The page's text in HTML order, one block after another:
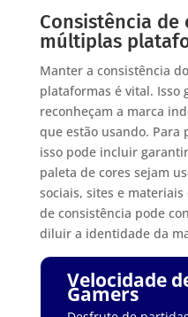
Consistência de
múltiplas
Manter a consistência do
plataformas é vital. Isso
reconheçam a marca
que estão usando. Para
isso pode incluir
paleta de cores sejam
sociais, sites e
de consistência pode
diluir a identidade da
Velocidade
Gamers